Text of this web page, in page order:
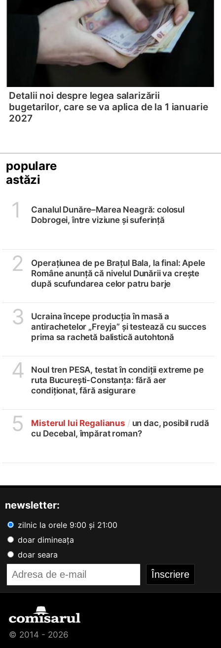
Detalii noi despre legea salarizării
bugetarilor, care se va aplica de la 1 ianuarie
2027
populare
astăzi
1
Canalul Dunăre–Marea Neagră: colosul
Dobrogei, între viziune și suferință
2
Operațiunea de pe Brațul Bala, la final: Apele
Române anunță că nivelul Dunării va crește
după scufundarea celor patru barje
3
Ucraina începe producția în masă a
antirachetelor „Freyja” și testează cu succes
prima sa rachetă balistică autohtonă
4
Noul tren PESA, testat în condiții extreme pe
ruta București-Constanța: fără aer
condiționat, fără asigurare
5 Misterul lui Regalianus /un dac, posibil rudă
cu Decebal, împărat roman?
newsletter:
zilnic la orele 9:00 și 21:00
doar dimineața
doar seara
© 2014 - 2026